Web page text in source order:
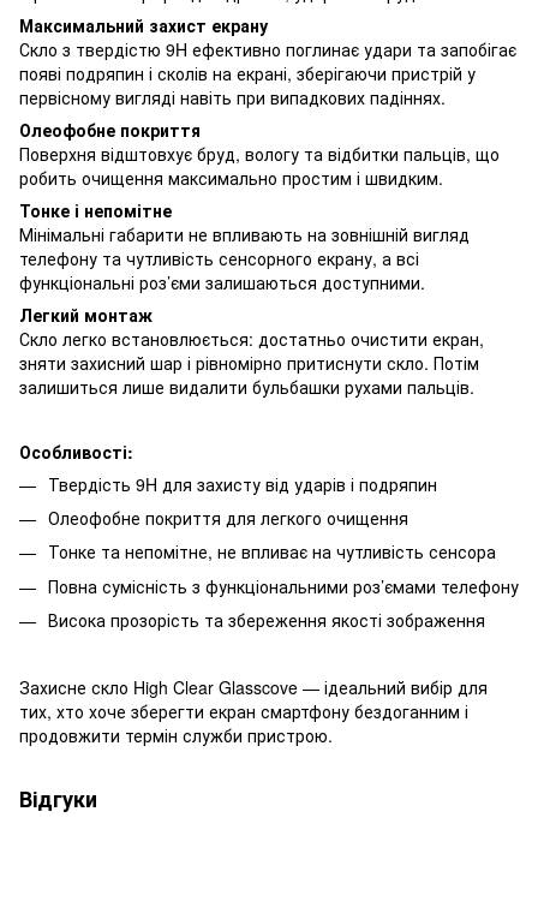
Максимальний захист екрану
Скло з твердістю 9H ефективно поглинає удари та запобігає
появі подряпин і сколів на екрані, зберігаючи пристрій у
первісному вигляді навіть при випадкових падіннях.
Олеофобне покриття
Поверхня відштовхує бруд, вологу та відбитки пальців, що
робить очищення максимально простим і швидким.
Тонке і непомітне
Мінімальні габарити не впливають на зовнішній вигляд
телефону та чутливість сенсорного екрану, а всі
функціональні роз’єми залишаються доступними.
Легкий монтаж
Скло легко встановлюється: достатньо очистити екран,
зняти захисний шар і рівномірно притиснути скло. Потім
залишиться лише видалити бульбашки рухами пальців.
Особливості:
Твердість 9H для захисту від ударів і подряпин
Олеофобне покриття для легкого очищення
Тонке та непомітне, не впливає на чутливість сенсора
Повна сумісність з функціональними роз’ємами телефону
Висока прозорість та збереження якості зображення
Захисне скло High Clear Glasscove — ідеальний вибір для
тих, хто хоче зберегти екран смартфону бездоганним і
продовжити термін служби пристрою.
Відгуки